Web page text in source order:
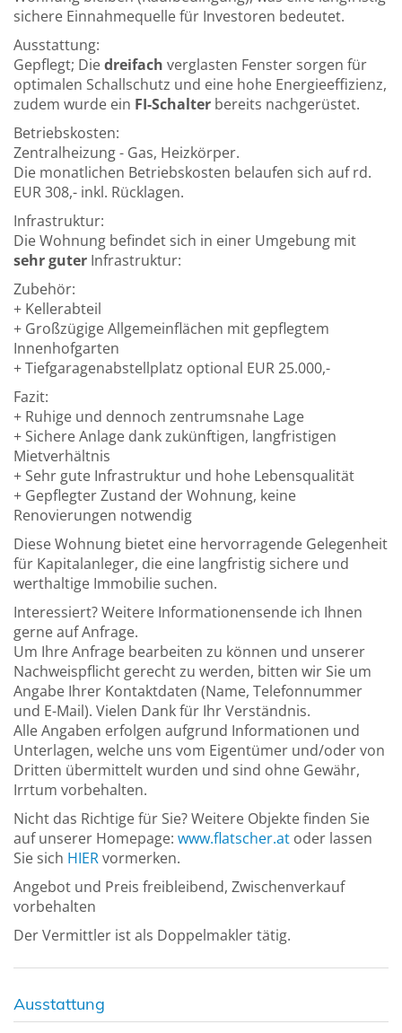
sichere Einnahmequelle für Investoren bedeutet.
Ausstattung:
Gepflegt; Diedreifach verglasten Fenster sorgen für
optimalen Schallschutz und eine hohe Energieeffizienz,
zudem wurde ein FI-Schalter bereits nachgerüstet.
Betriebskosten:
Zentralheizung - Gas, Heizkörper.
Die monatlichen Betriebskosten belaufen sich auf rd.
EUR 308,- inkl. Rücklagen.
Infrastruktur:
Die Wohnung befindet sich in einer Umgebung mit
sehr guter Infrastruktur:
Zubehör:
+ Kellerabteil
+ Großzügige Allgemeinflächen mit gepflegtem
Innenhofgarten
+ Tiefgaragenabstellplatz optional EUR 25.000,-
Fazit:
+ Ruhige und dennoch zentrumsnahe Lage
+ Sichere Anlage dank zukünftigen, langfristigen
Mietverhältnis
+ Sehr gute Infrastruktur und hohe Lebensqualität
+ Gepflegter Zustand der Wohnung, keine
Renovierungen notwendig
Diese Wohnung bietet eine hervorragende Gelegenheit
für Kapitalanleger, die eine langfristig sichere und
werthaltige Immobilie suchen.
Interessiert? Weitere Informationensende ich Ihnen
gerne auf Anfrage.
Um Ihre Anfrage bearbeiten zu können und unserer
Nachweispflicht gerecht zu werden, bitten wir Sie um
Angabe Ihrer Kontaktdaten (Name, Telefonnummer
und E-Mail). Vielen Dank für Ihr Verständnis.
Alle Angaben erfolgen aufgrund Informationen und
Unterlagen, welche uns vom Eigentümer und/oder von
Dritten übermittelt wurden und sind ohne Gewähr,
Irrtum vorbehalten.
Nicht das Richtige für Sie? Weitere Objekte finden Sie
auf unserer Homepage: www.flatscher.at oder lassen
Sie sich HIERvormerken.
Angebot und Preis freibleibend, Zwischenverkauf
vorbehalten
Der Vermittler ist als Doppelmakler tätig.
Ausstattung